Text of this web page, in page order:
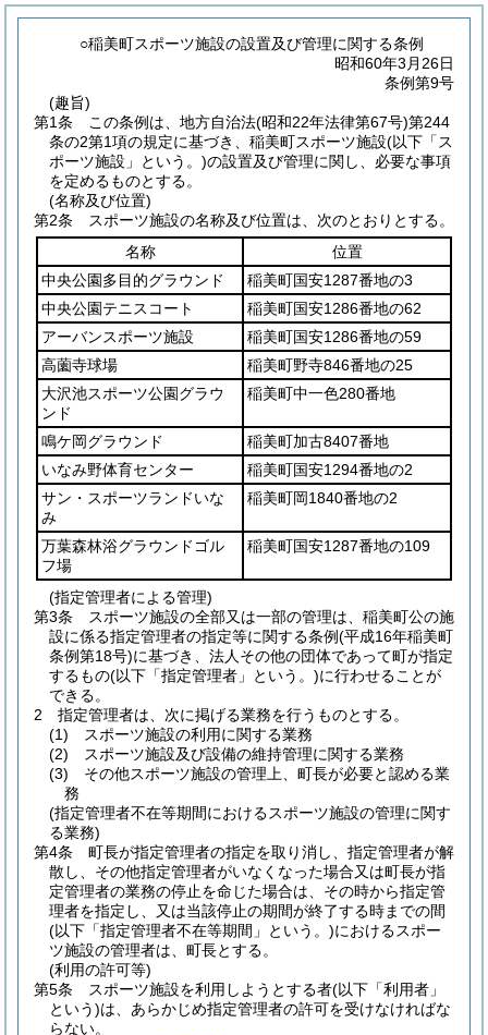
○稲美町スポーツ施設の設置及び管理に関する条例
昭和60年3月26日
条例第9号
(趣旨)
第1条
この条例は、地方自治法(昭和22年法律第67号)第244
条の2第1項の規定に基づき、稲美町スポーツ施設(以下「ス
ポーツ施設」という。)の設置及び管理に関し、必要な事項
を定めるものとする。
(名称及び位置)
第2条
スポーツ施設の名称及び位置は、次のとおりとする。
名称
位置
中央公園多目的グラウンド
稲美町国安1287番地の3
中央公園テニスコート
稲美町国安1286番地の62
アーバンスポーツ施設
稲美町国安1286番地の59
高薗寺球場
稲美町野寺846番地の25
大沢池スポーツ公園グラウ
ンド
稲美町中一色280番地
鳴ケ岡グラウンド
稲美町加古8407番地
いなみ野体育センター
稲美町国安1294番地の2
サン・スポーツランドいな
み
稲美町岡1840番地の2
万葉森林浴グラウンドゴル
フ場
稲美町国安1287番地の109
(指定管理者による管理)
第3条
スポーツ施設の全部又は一部の管理は、稲美町公の施
設に係る指定管理者の指定等に関する条例(平成16年稲美町
条例第18号)に基づき、法人その他の団体であって町が指定
するもの(以下「指定管理者」という。)に行わせることが
できる。
2
指定管理者は、次に掲げる業務を行うものとする。
(1)
スポーツ施設の利用に関する業務
(2)
スポーツ施設及び設備の維持管理に関する業務
(3)
その他スポーツ施設の管理上、町長が必要と認める業
務
(指定管理者不在等期間におけるスポーツ施設の管理に関す
る業務)
第4条
町長が指定管理者の指定を取り消し、指定管理者が解
散し、その他指定管理者がいなくなった場合又は町長が指
定管理者の業務の停止を命じた場合は、その時から指定管
理者を指定し、又は当該停止の期間が終了する時までの間
(以下「指定管理者不在等期間」という。)におけるスポー
ツ施設の管理者は、町長とする。
(利用の許可等)
第5条
スポーツ施設を利用しようとする者(以下「利用者」
という)は、あらかじめ指定管理者の許可を受けなければな
らない。